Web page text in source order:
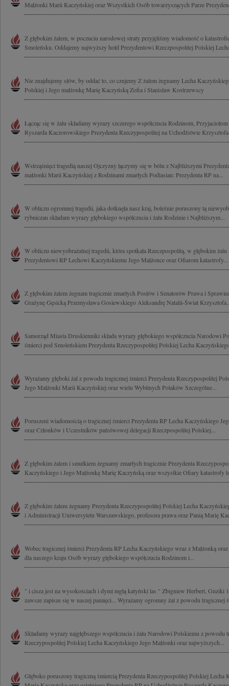
Małżonki Marii Kaczyńskiej oraz Wszystkich Osób towarzyszących Parze
Z głębokim żalem, w poczuciu narodowej straty przyjęliśmy wiadomość o
Smoleńsku. Oddajemy najwyższy hołd Prezydentowi Rzeczpospolitej Polskiej
Nie znajdujemy słów, by oddać to, co czujemy Z żalem żegnamy Lecha
Polskiej i Jego małżonkę Marię Kaczyńską Zofia i Stanisław Kostrzewscy
Łącząc się w żalu składamy wyrazy szczerego współczucia Rodzinom,
Ryszarda Kaczorowskiego Prezydenta Rzeczypospolitej na Uchodźstwie
Wstrząśnięci tragedią naszej Ojczyzny łączymy się w bólu z Najbliższymi
małżonki Marii Kaczyńskiej z Rodzinami zmarłych Podlasian: Prezydenta RP na...
W obliczu ogromnej tragedii, jaka dotknęła nasz kraj, boleśnie poruszony tą
rybniczan składam wyrazy głębokiego współczucia i żalu Rodzinie i Najbliższym...
W obliczu niewyobrażalnej tragedii, która spotkała Rzeczpospolitą, w głębokim żalu
Prezydentowi RP Lechowi Kaczyńskiemu Jego Małżonce oraz Ofiarom katastrofy...
Z głębokim żalem żegnam tragicznie zmarłych Posłów i Senatorów Prawa i
Grażynę Gęsicką Przemysława Gosiewskiego Aleksandrę Natalii-Świat
Samorząd Miasta Druskienniki składa wyrazy głębokiego współczucia Narodowi
śmierci pod Smoleńskiem Prezydenta Rzeczypospolitej Polskiej Lecha
Wyrażamy głęboki żal z powodu tragicznej śmierci Prezydenta Rzeczypospolitej
Jego Małżonki Marii Kaczyńskiej oraz wielu Wybitnych Polaków Szczególne...
Poruszeni wiadomością o tragicznej śmierci Prezydenta RP Lecha Kaczyńskiego
oraz Członków i Uczestników państwowej delegacji Rzeczpospolitej Polskiej...
Z głębokim żalem i smutkiem żegnamy zmarłych tragicznie Prezydenta
Kaczyńskiego i Jego Małżonkę Marię Kaczyńską oraz wszystkie Ofiary katastrofy
Z głębokim żalem żegnamy Prezydenta Rzeczypospolitej Polskiej Lecha
i Administracji Uniwersytetu Warszawskiego, profesora prawa oraz Panią Marię
Wobec tragicznej śmierci Prezydenta RP Lecha Kaczyńskiego wraz z Małżonką
dla naszego kraju Osób wyrazy głębokiego współczucia Rodzinom i...
" i cisza jest na wysokościach i dymi mgłą katyński las " Zbigniew Herbert, Guziki
zawsze zapisze się w naszej pamięci... Wyrażamy ogromny żal z powodu tragicznej
Składamy wyrazy najgłębszego współczucia i żalu Narodowi Polskiemu z powodu
Rzeczypospolitej Polskiej Lecha Kaczyńskiego Jego Małżonki oraz najwyższych...
Głęboko poruszony tragiczną śmiercią Prezydenta Rzeczypospolitej Polskiej Lecha